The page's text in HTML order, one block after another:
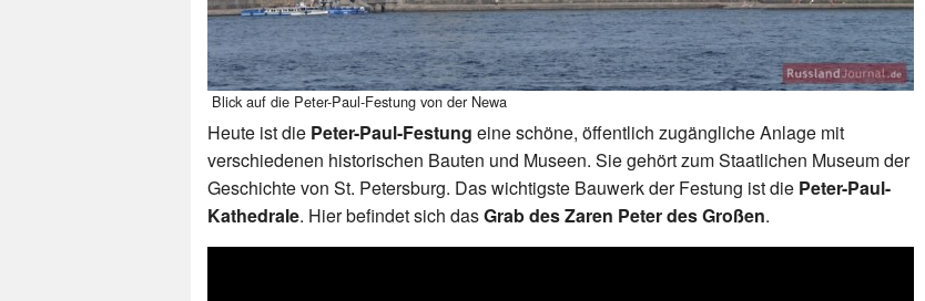
Blick auf die Peter-Paul-Festung von der Newa
Heute ist die Peter-Paul-Festung eine schöne, öffentlich zugängliche Anlage mit
verschiedenen historischen Bauten und Museen. Sie gehört zum Staatlichen Museum der
Geschichte von St. Petersburg. Das wichtigste Bauwerk der Festung ist die Peter-Paul-
Kathedrale. Hier befindet sich dasGrab des Zaren Peter des Großen.